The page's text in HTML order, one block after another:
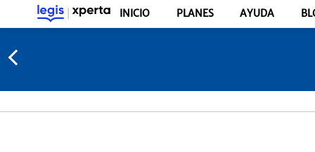
INICIO PLANES AYUDA